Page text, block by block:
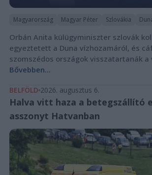
Magyarország Magyar Péter Szlovákia
Orbán Anita külügyminiszter szlovák
egyeztetett a Duna vízhozamáról, és
szomszédos országok visszatartanák a
Bővebben...
BELFÖLD 2026. augusztus 6.
Halva vitt haza a betegszállító
asszonyt Hatvanban